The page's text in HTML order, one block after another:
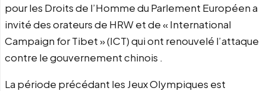
pour les Droits de l’Homme du Parlement Européen a
invité des orateurs de HRW et de « International
Campaign for Tibet » (ICT) qui ont renouvelé l’attaque
contre le gouvernement chinois .
La période précédant les Jeux Olympiques est